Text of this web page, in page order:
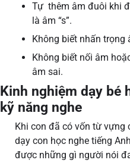
Tự thêm âm đuôi khi
là âm “s”.
Không biết nhấn trọng
Không biết nối âm
âm sai.
Kinh nghiệm dạy bé
kỹ năng nghe
Khi con đã có vốn từ vựng
dạy con học nghe tiếng
được những gì người nói